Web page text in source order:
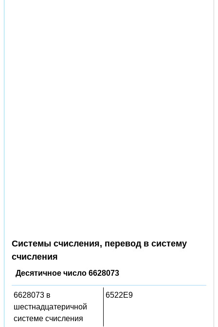
Системы счисления, перевод в систему
счисления
Десятичное число 6628073
6628073 в
шестнадцатеричной
системе счисления
6522E9